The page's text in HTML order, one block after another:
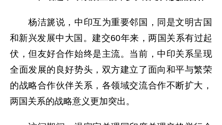
杨洁篪说，中印互为重要邻国，同是文明古国
和新兴发展中大国。建交60年来，两国关系有过起
伏，但友好合作始终是主流。当前，中印关系呈现
全面发展的良好势头，双方建立了面向和平与繁荣
的战略合作伙伴关系，各领域交流合作不断扩大，
两国关系的战略意义更加突出。